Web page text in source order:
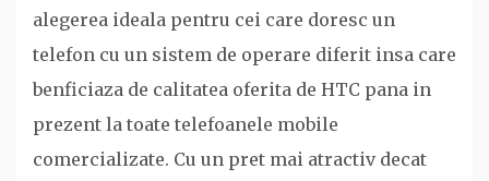
alegerea ideala pentru cei care doresc un
telefon cu un sistem de operare diferit insa care
benficiaza de calitatea oferita de HTC pana in
prezent la toate telefoanele mobile
comercializate. Cu un pret mai atractiv decat